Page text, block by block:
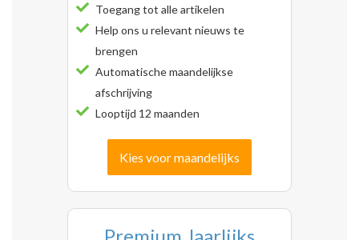
Toegang tot alle artikelen
Help ons u relevant nieuws te
brengen
Automatische maandelijkse
afschrijving
Looptijd 12 maanden
Kies voor maandelijks